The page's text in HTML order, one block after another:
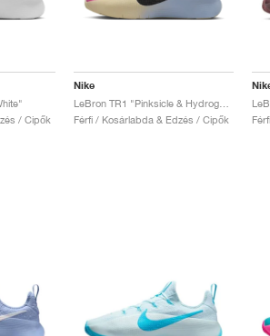
/ Cipők
Nike
LeBron TR1 "Pinksicle & Hydrogen Blue"
Férfi / Kosárlabda & Edzés / Cipők